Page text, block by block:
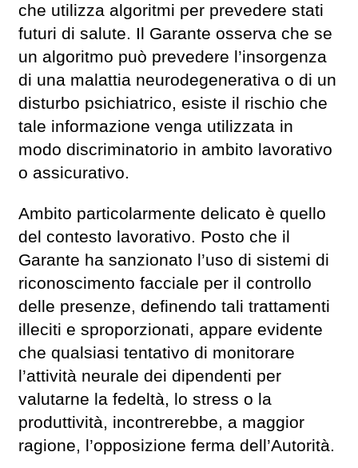
che utilizza algoritmi per prevedere stati
futuri di salute. Il Garante osserva che se
un algoritmo può prevedere l’insorgenza
di una malattia neurodegenerativa o di un
disturbo psichiatrico, esiste il rischio che
tale informazione venga utilizzata in
modo discriminatorio in ambito lavorativo
o assicurativo.
Ambito particolarmente delicato è quello
del contesto lavorativo. Posto che il
Garante ha sanzionato l’uso di sistemi di
riconoscimento facciale per il controllo
delle presenze, definendo tali trattamenti
illeciti e sproporzionati, appare evidente
che qualsiasi tentativo di monitorare
l’attività neurale dei dipendenti per
valutarne la fedeltà, lo stress o la
produttività, incontrerebbe, a maggior
ragione, l’opposizione ferma dell’Autorità.